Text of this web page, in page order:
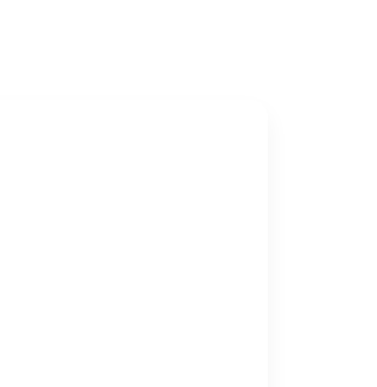
de ses performances à